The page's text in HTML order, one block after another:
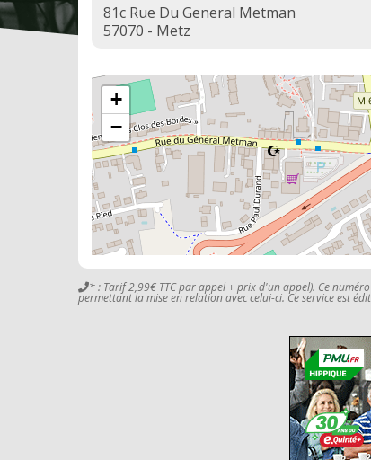
81c Rue Du General Metman
57070 - Metz
+
−
* : Tarif 2,99€ TTC par appel + prix d'un appel). Ce
permettant la mise en relation avec celui-ci. Ce service est